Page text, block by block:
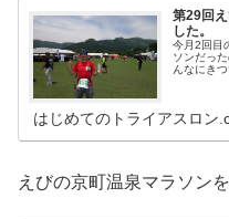
第29回
した。
今月2回目
ソンだっ
んなにき
はじめてのトライアスロン
えびの京町温泉マラソンを